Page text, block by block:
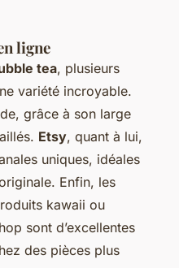
ligne
tea, plusieurs
variété incroyable.
grâce à son large
Etsy, quant à lui,
uniques, idéales
Enfin, les
kawaii ou
sont d’excellentes
des pièces plus